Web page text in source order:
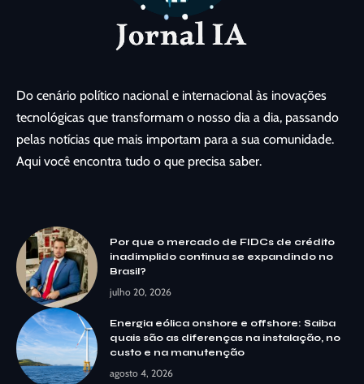
Do cenário político nacional e internacional às inovações
tecnológicas que transformam o nosso dia a dia, passando
pelas notícias que mais importam para a sua comunidade.
Aqui você encontra tudo o que precisa saber.
Por que o mercado de FIDCs de crédito
inadimplido continua se expandindo no
Brasil?
julho 20, 2026
Energia eólica onshore e offshore: Saiba
quais são as diferenças na instalação, no
custo e na manutenção
agosto 4, 2026